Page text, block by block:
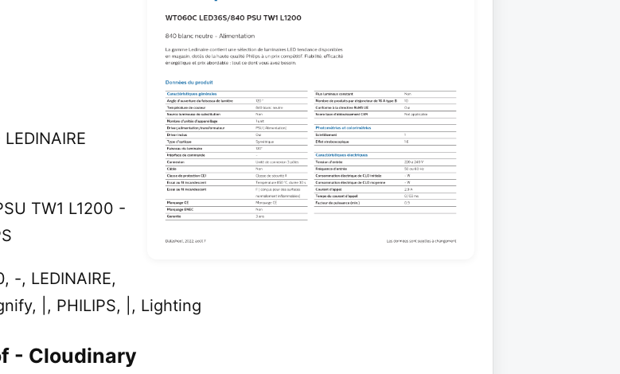
TW1 L1200 -
-, LEDINAIRE,
|, PHILIPS, |, Lighting
- Cloudinary